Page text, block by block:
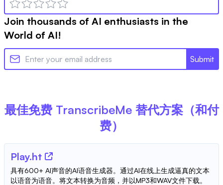
Join thousands of AI enthusiasts in the
World of AI!
Submit
最佳免费 TranscribeMe 替代方案（和付
费）
Play.ht
具有600+ AI声音的AI语音生成器。通过AI在线上生成逼真的文本
以语音为语音。将文本转换为音频，并以MP3和WAV文件下载。